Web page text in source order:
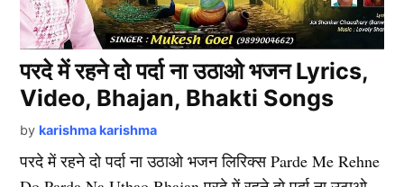
परदे में रहने दो पर्दा ना उठाओ भजन Lyrics,
Video, Bhajan, Bhakti Songs
by karishma karishma
परदे में रहने दो पर्दा ना उठाओ भजन लिरिक्स Parde Me Rehne